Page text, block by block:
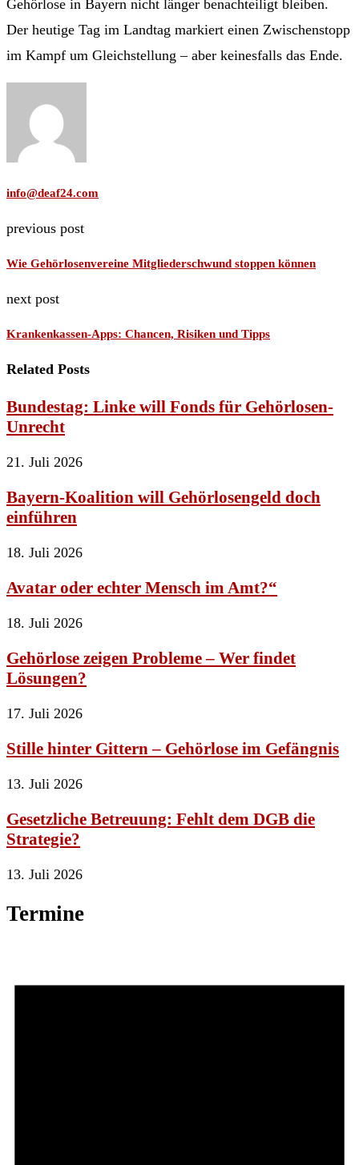
Gehörlose in Bayern nicht länger benachteiligt bleiben.
Der heutige Tag im Landtag markiert einen Zwischenstopp
im Kampf um Gleichstellung – aber keinesfalls das Ende.
info@deaf24.com
previous post
Wie Gehörlosenvereine Mitgliederschwund stoppen können
next post
Krankenkassen-Apps: Chancen, Risiken und Tipps
Related Posts
Bundestag: Linke will Fonds für Gehörlosen-
Unrecht
21. Juli 2026
Bayern-Koalition will Gehörlosengeld doch
einführen
18. Juli 2026
Avatar oder echter Mensch im Amt?“
18. Juli 2026
Gehörlose zeigen Probleme – Wer findet
Lösungen?
17. Juli 2026
Stille hinter Gittern – Gehörlose im Gefängnis
13. Juli 2026
Gesetzliche Betreuung: Fehlt dem DGB die
Strategie?
13. Juli 2026
Termine